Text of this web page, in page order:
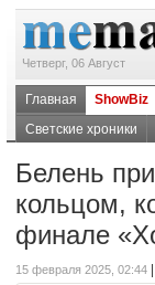
Четверг, 06 Август
Главная ShowBiz
Светские хроники
Белень
кольцом,
финале
15 февраля 2025, 02:44